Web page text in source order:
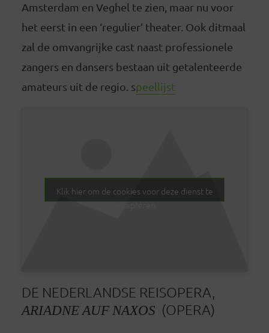
Amsterdam en Veghel te zien, maar nu voor
het eerst in een ‘regulier’ theater. Ook ditmaal
zal de omvangrijke cast naast professionele
zangers en dansers bestaan uit getalenteerde
amateurs uit de regio. speellijst
Klik hier om de cookies voor deze dienst te
accepteren
DE NEDERLANDSE REISOPERA,
ARIADNE AUF NAXOS (OPERA)